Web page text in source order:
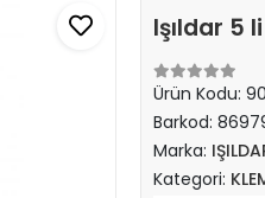
Işıldar 5
Ürün Kodu:
Barkod:
Marka:
Kategori: